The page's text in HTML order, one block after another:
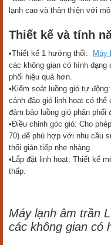
lạnh cao và thân thiện với
Thiết kế và tính
•Thiết kế 1 hướng thổi: Máy
các không gian có hình dạng
phối hiệu quả hơn.
•Kiểm soát luồng gió tự
cánh đảo gió linh hoạt có thể
đảm bảo luồng gió phân phối
•Điều chỉnh góc gió: Cho
70) để phù hợp với nhu cầu
thổi gián tiếp nhẹ nhàng.
•Lắp đặt linh hoạt: Thiết kế
thấp.
Máy lạnh âm trần
các không gian có